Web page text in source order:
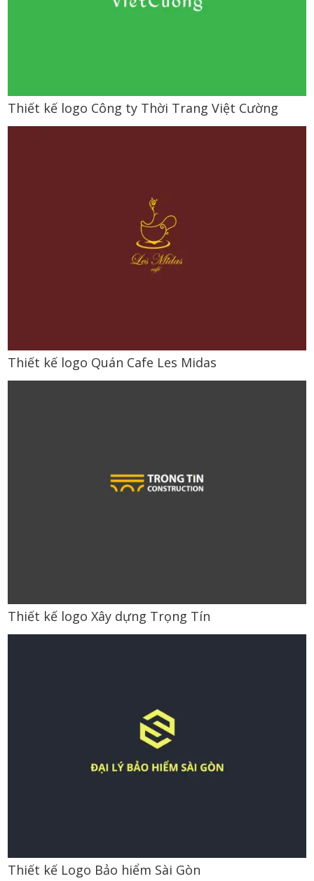
Thiết kế logo Công ty Thời Trang Việt Cường
Thiết kế logo Quán Cafe Les Midas
Thiết kế logo Xây dựng Trọng Tín
Thiết kế Logo Bảo hiểm Sài Gòn